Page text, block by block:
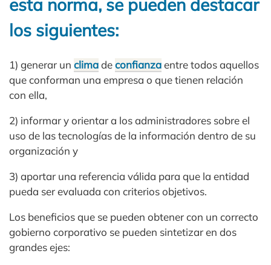
esta norma, se pueden destacar
los siguientes:
1) generar un climadeconfianzaentre todos aquellos
que conforman una empresa o que tienen relación
con ella,
2) informar y orientar a los administradores sobre el
uso de las tecnologías de la información dentro de su
organización y
3) aportar una referencia válida para que la entidad
pueda ser evaluada con criterios objetivos.
Los beneficios que se pueden obtener con un correcto
gobierno corporativo se pueden sintetizar en dos
grandes ejes: